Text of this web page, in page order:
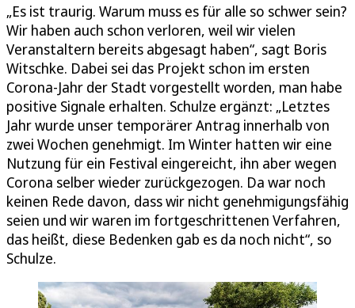
„Es ist traurig. Warum muss es für alle so schwer sein?
Wir haben auch schon verloren, weil wir vielen
Veranstaltern bereits abgesagt haben“, sagt Boris
Witschke. Dabei sei das Projekt schon im ersten
Corona-Jahr der Stadt vorgestellt worden, man habe
positive Signale erhalten. Schulze ergänzt: „Letztes
Jahr wurde unser temporärer Antrag innerhalb von
zwei Wochen genehmigt. Im Winter hatten wir eine
Nutzung für ein Festival eingereicht, ihn aber wegen
Corona selber wieder zurückgezogen. Da war noch
keinen Rede davon, dass wir nicht genehmigungsfähig
seien und wir waren im fortgeschrittenen Verfahren,
das heißt, diese Bedenken gab es da noch nicht“, so
Schulze.